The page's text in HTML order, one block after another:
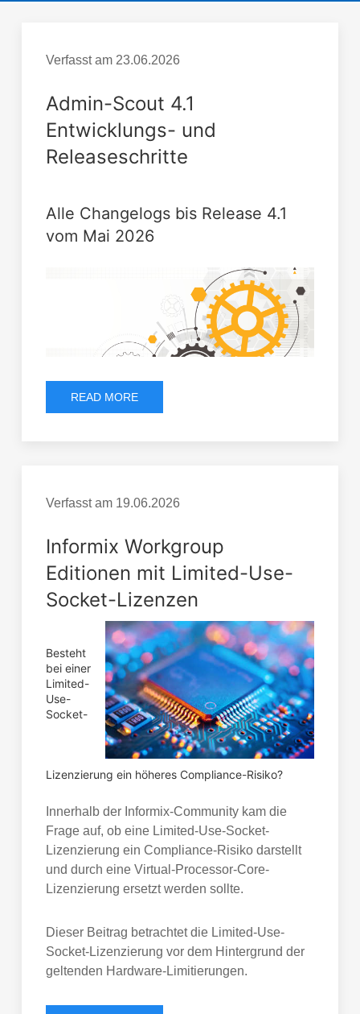
Verfasst am 23.06.2026
Admin-Scout 4.1
Entwicklungs- und
Releaseschritte
Alle Changelogs bis Release 4.1
vom Mai 2026
READ MORE
Verfasst am 19.06.2026
Informix Workgroup
Editionen mit Limited-Use-
Socket-Lizenzen
Besteht
bei einer
Limited-
Use-
Socket-
Lizenzierung ein höheres Compliance-Risiko?
Innerhalb der Informix-Community kam die
Frage auf, ob eine Limited-Use-Socket-
Lizenzierung ein Compliance-Risiko darstellt
und durch eine Virtual-Processor-Core-
Lizenzierung ersetzt werden sollte.
Dieser Beitrag betrachtet die Limited-Use-
Socket-Lizenzierung vor dem Hintergrund der
geltenden Hardware-Limitierungen.